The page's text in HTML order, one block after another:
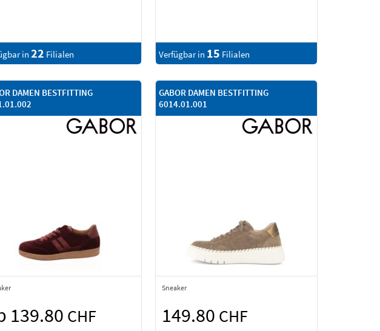
in 22 Filialen Verfügbar in 15 Filialen
DAMEN BESTFITTING
139.80 CHF
GABOR DAMEN BESTFITTING
6014.01.001
Sneaker
149.80 CHF